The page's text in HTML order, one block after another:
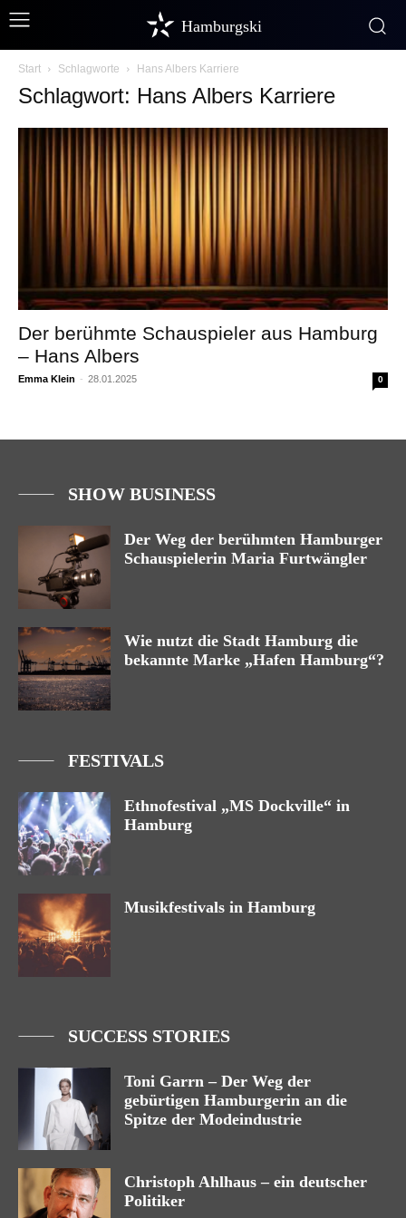
Hamburgski
Start Schlagworte Hans Albers Karriere
Schlagwort: Hans Albers Karriere
Der berühmte Schauspieler aus Hamburg
– Hans Albers
Emma Klein - 28.01.2025 0
SHOW BUSINESS
Der Weg der berühmten Hamburger
Schauspielerin Maria Furtwängler
Wie nutzt die Stadt Hamburg die
bekannte Marke „Hafen Hamburg“?
FESTIVALS
Ethnofestival „MS Dockville“ in
Hamburg
Musikfestivals in Hamburg
SUCCESS STORIES
Toni Garrn – Der Weg der
gebürtigen Hamburgerin an die
Spitze der Modeindustrie
Christoph Ahlhaus – ein deutscher
Politiker